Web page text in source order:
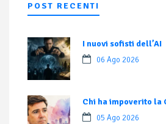
POST RECENTI
I nuovi sofisti dell’AI
06 Ago 2026
Chi ha impoverito la
05 Ago 2026